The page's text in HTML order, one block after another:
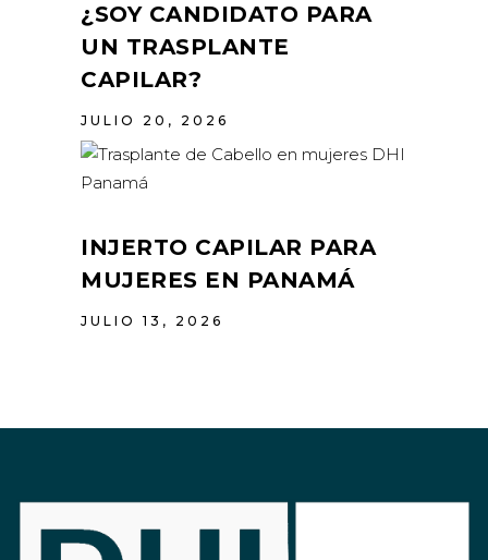
¿SOY CANDIDATO PARA
UN TRASPLANTE
CAPILAR?
JULIO 20, 2026
INJERTO CAPILAR PARA
MUJERES EN PANAMÁ
JULIO 13, 2026